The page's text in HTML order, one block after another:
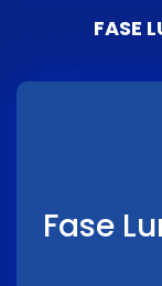
FASE
Fase